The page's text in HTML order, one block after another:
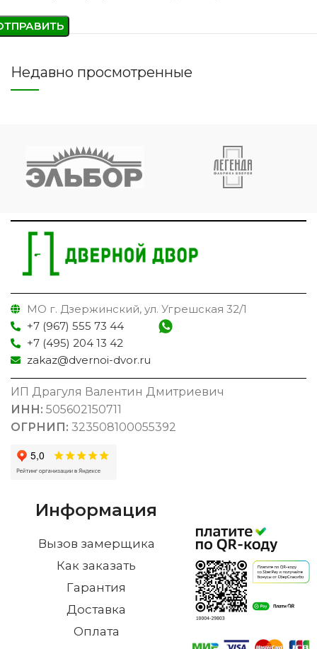
Недавно просмотренные
МО г. Дзержинский, ул. Угрешская 32/1
+7 (967) 555 73 44
+7 (495) 204 13 42
zakaz@dvernoi-dvor.ru
ИП Драгуля Валентин Дмитриевич
ИНН: 505602150711
ОГРНИП: 323508100055392
Информация
Вызов замерщика
Как заказать
Гарантия
Доставка
Оплата